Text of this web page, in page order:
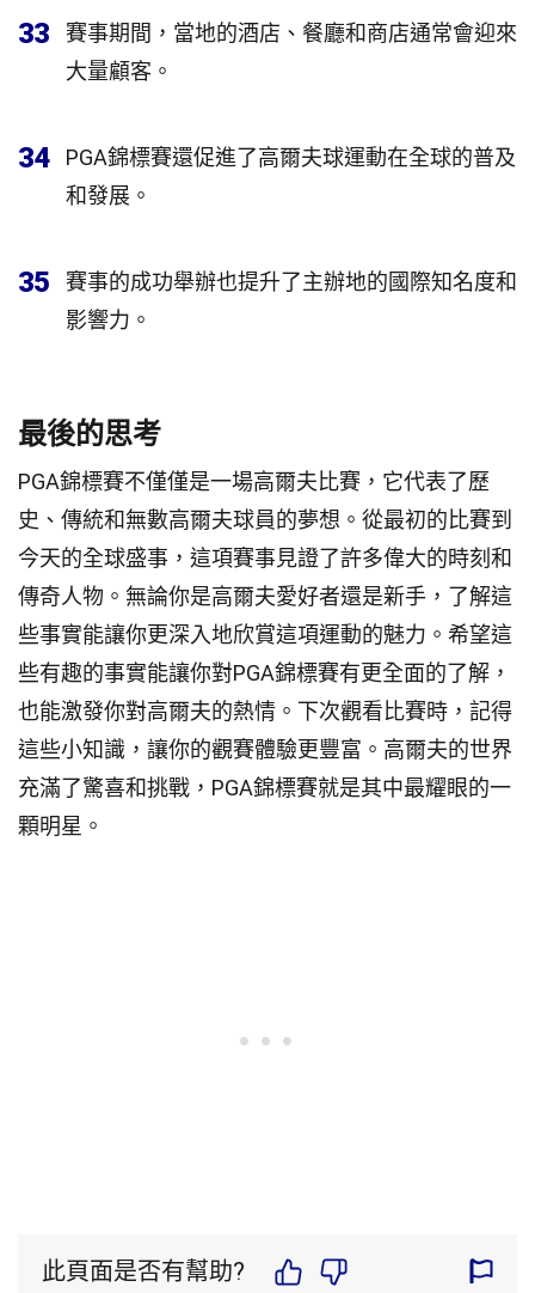
33
賽事期間，當地的酒店、餐廳和商店通常會迎來
大量顧客。
34
PGA錦標賽還促進了高爾夫球運動在全球的普及
和發展。
35
賽事的成功舉辦也提升了主辦地的國際知名度和
影響力。
最後的思考
PGA錦標賽不僅僅是一場高爾夫比賽，它代表了歷
史、傳統和無數高爾夫球員的夢想。從最初的比賽到
今天的全球盛事，這項賽事見證了許多偉大的時刻和
傳奇人物。無論你是高爾夫愛好者還是新手，了解這
些事實能讓你更深入地欣賞這項運動的魅力。希望這
些有趣的事實能讓你對PGA錦標賽有更全面的了解，
也能激發你對高爾夫的熱情。下次觀看比賽時，記得
這些小知識，讓你的觀賽體驗更豐富。高爾夫的世界
充滿了驚喜和挑戰，PGA錦標賽就是其中最耀眼的一
顆明星。
此頁面是否有幫助?